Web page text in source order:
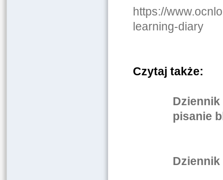
https://
learning-diary
Czytaj także:
pisanie